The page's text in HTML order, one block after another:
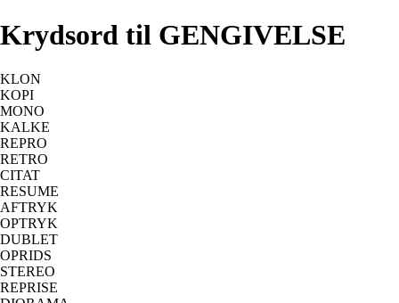
Krydsord til GENGIVELSE
KLON
KOPI
MONO
KALKE
REPRO
RETRO
CITAT
RESUME
AFTRYK
OPTRYK
DUBLET
OPRIDS
STEREO
REPRISE